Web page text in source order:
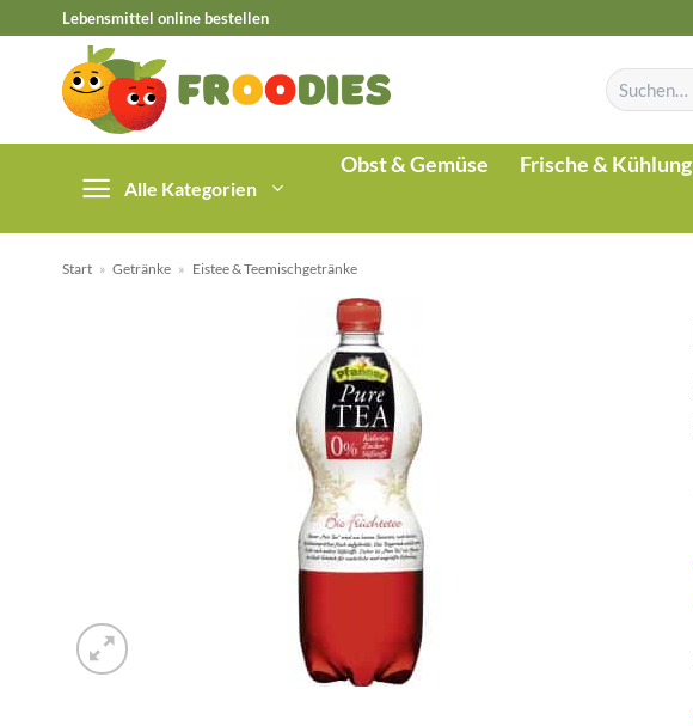
springen
Lebensmittel online bestellen
Suchen
nach:
Alle Kategorien
Obst & Gemüse Frische & Kühlung
Start » Getränke » Eistee & Teemischgetränke